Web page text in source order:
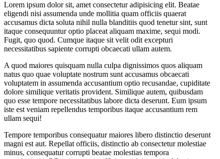
Lorem ipsum dolor sit, amet consectetur adipisicing elit. Beatae
eligendi nisi assumenda unde mollitia quam officiis quaerat
accusamus dicta soluta nihil nulla blanditiis quod tenetur sint, sunt
itaque consequuntur optio placeat aliquam maxime, sequi modi.
Fugit, quo quod. Cumque itaque sit velit odit excepturi
necessitatibus sapiente corrupti obcaecati ullam autem.
A quod maiores quisquam nulla culpa dignissimos quos aliquam
natus quo quae voluptate nostrum sunt accusamus obcaecati
voluptatem in assumenda accusantium optio recusandae, cupiditate
dolore similique veritatis provident. Similique autem, quibusdam
quo esse tempore necessitatibus labore dicta deserunt. Eum ipsum
iste est veniam repellendus temporibus itaque accusantium rem
ullam sequi!
Tempore temporibus consequatur maiores libero distinctio deserunt
magni est aut. Repellat officiis, distinctio ab consectetur molestiae
minus, consequatur corrupti beatae molestias tempora